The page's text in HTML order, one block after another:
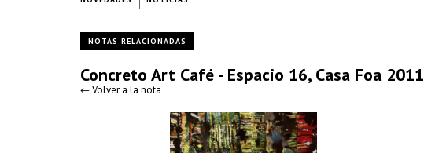
NOTAS RELACIONADAS
Concreto Art Café - Espacio 16, Casa Foa 2011
← Volver a la nota